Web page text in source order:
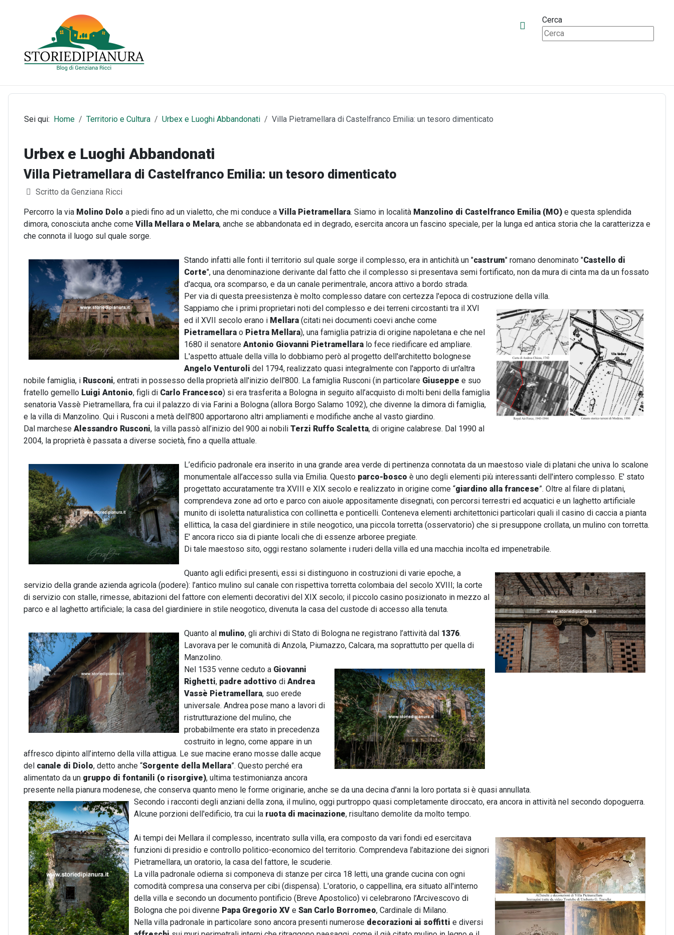
Cerca
Sei qui: Home Territorio e Cultura Urbex e Luoghi Abbandonati Villa Pietramellara di Castelfranco Emilia: un tesoro dimenticato
Urbex e Luoghi Abbandonati
Villa Pietramellara di Castelfranco Emilia: un tesoro dimenticato
Dettagli
Scritto da Genziana Ricci
Percorro la via Molino Dolo a piedi fino ad un vialetto, che mi conduce a Villa Pietramellara. Siamo in località Manzolino di Castelfranco Emilia (MO) e questa splendida
dimora, conosciuta anche come Villa Mellara o Melara, anche se abbandonata ed in degrado, esercita ancora un fascino speciale, per la lunga ed antica storia che la caratterizza e
che connota il luogo sul quale sorge.
Stando infatti alle fonti il territorio sul quale sorge il complesso, era in antichità un "castrum" romano denominato "Castello di
Corte", una denominazione derivante dal fatto che il complesso si presentava semi fortificato, non da mura di cinta ma da un fossato
d'acqua, ora scomparso, e da un canale perimentrale, ancora attivo a bordo strada.
Per via di questa preesistenza è molto complesso datare con certezza l'epoca di costruzione della villa.
Sappiamo che i primi proprietari noti del complesso e dei terreni circostanti tra il XVI
ed il XVII secolo erano i Mellara (citati nei documenti coevi anche come
Pietramellara o Pietra Mellara), una famiglia patrizia di origine napoletana e che nel
1680 il senatore Antonio Giovanni Pietramellara lo fece riedificare ed ampliare.
L'aspetto attuale della villa lo dobbiamo però al progetto dell'architetto bolognese
Angelo Venturoli del 1794, realizzato quasi integralmente con l'apporto di un'altra
nobile famiglia, i Rusconi, entrati in possesso della proprietà all'inizio dell'800. La famiglia Rusconi (in particolare Giuseppe e suo
fratello gemello Luigi Antonio, figli di Carlo Francesco) si era trasferita a Bologna in seguito all’acquisto di molti beni della famiglia
senatoria Vassè Pietramellara, fra cui il palazzo di via Farini a Bologna (allora Borgo Salamo 1092), che divenne la dimora di famiglia,
e la villa di Manzolino. Qui i Rusconi a metà dell'800 apportarono altri ampliamenti e modifiche anche al vasto giardino.
Dal marchese Alessandro Rusconi, la villa passò all’inizio del 900 ai nobili Terzi Ruffo Scaletta, di origine calabrese. Dal 1990 al
2004, la proprietà è passata a diverse società, fino a quella attuale.
L’edificio padronale era inserito in una grande area verde di pertinenza connotata da un maestoso viale di platani che univa lo scalone
monumentale all’accesso sulla via Emilia. Questo parco-bosco è uno degli elementi più interessanti dell'intero complesso. E' stato
progettato accuratamente tra XVIII e XIX secolo e realizzato in origine come “giardino alla francese”. Oltre al filare di platani,
comprendeva zone ad orto e parco con aiuole appositamente disegnati, con percorsi terrestri ed acquatici e un laghetto artificiale
munito di isoletta naturalistica con collinetta e ponticelli. Conteneva elementi architettonici particolari quali il casino di caccia a pianta
ellittica, la casa del giardiniere in stile neogotico, una piccola torretta (osservatorio) che si presuppone crollata, un mulino con torretta.
E' ancora ricco sia di piante locali che di essenze arboree pregiate.
Di tale maestoso sito, oggi restano solamente i ruderi della villa ed una macchia incolta ed impenetrabile.
Quanto agli edifici presenti, essi si distinguono in costruzioni di varie epoche, a
servizio della grande azienda agricola (podere): l’antico mulino sul canale con rispettiva torretta colombaia del secolo XVIII; la corte
di servizio con stalle, rimesse, abitazioni del fattore con elementi decorativi del XIX secolo; il piccolo casino posizionato in mezzo al
parco e al laghetto artificiale; la casa del giardiniere in stile neogotico, divenuta la casa del custode di accesso alla tenuta.
Quanto al mulino, gli archivi di Stato di Bologna ne registrano l’attività dal 1376.
Lavorava per le comunità di Anzola, Piumazzo, Calcara, ma soprattutto per quella di
Manzolino.
Nel 1535 venne ceduto a Giovanni
Righetti, padre adottivo di Andrea
Vassè Pietramellara, suo erede
universale. Andrea pose mano a lavori di
ristrutturazione del mulino, che
probabilmente era stato in precedenza
costruito in legno, come appare in un
affresco dipinto all’interno della villa attigua. Le sue macine erano mosse dalle acque
del canale di Diolo, detto anche “Sorgente della Mellara”. Questo perché era
alimentato da un gruppo di fontanili (o risorgive), ultima testimonianza ancora
presente nella pianura modenese, che conserva quanto meno le forme originarie, anche se da una decina d'anni la loro portata si è quasi annullata.
Secondo i racconti degli anziani della zona, il mulino, oggi purtroppo quasi completamente diroccato, era ancora in attività nel secondo dopoguerra.
Alcune porzioni dell'edificio, tra cui la ruota di macinazione, risultano demolite da molto tempo.
Ai tempi dei Mellara il complesso, incentrato sulla villa, era composto da vari fondi ed esercitava
funzioni di presidio e controllo politico-economico del territorio. Comprendeva l’abitazione dei signori
Pietramellara, un oratorio, la casa del fattore, le scuderie.
La villa padronale odierna si componeva di stanze per circa 18 letti, una grande cucina con ogni
comodità compresa una conserva per cibi (dispensa). L'oratorio, o cappellina, era situato all'interno
della villa e secondo un documento pontificio (Breve Apostolico) vi celebrarono l’Arcivescovo di
Bologna che poi divenne Papa Gregorio XV e San Carlo Borromeo, Cardinale di Milano.
Nella villa padronale in particolare sono ancora presenti numerose decorazioni ai soffitti e diversi